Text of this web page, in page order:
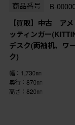
商品番号 B-
【買取】中古 ア
ッティンガー
デスク(両袖机、ワ
ク)
幅：1,730㎜
奥行：870㎜
高さ：820㎜